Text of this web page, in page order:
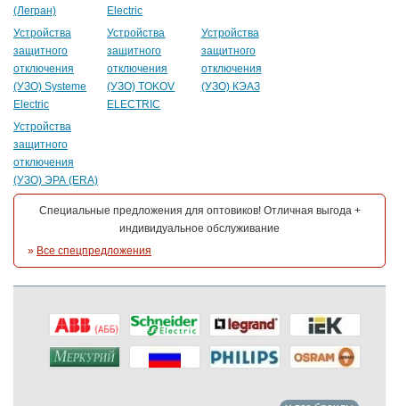
(Легран)
Electric
Устройства
защитного
отключения
(УЗО) Systeme
Electric
Устройства
защитного
отключения
(УЗО) TOKOV
ELECTRIC
Устройства
защитного
отключения
(УЗО) КЭАЗ
Устройства
защитного
отключения
(УЗО) ЭРА (ERA)
Специальные предложения для оптовиков! Отличная выгода +
индивидуальное обслуживание
» Все спецпредложения